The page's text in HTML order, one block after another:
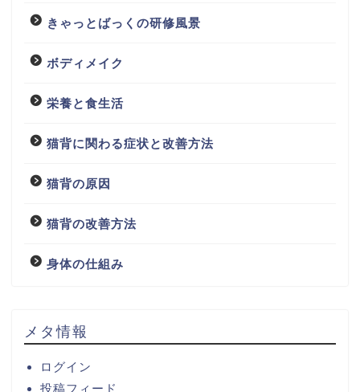
きゃっとばっくの研修風景
ボディメイク
栄養と食生活
猫背に関わる症状と改善方法
猫背の原因
猫背の改善方法
身体の仕組み
メタ情報
ログイン
投稿フィード